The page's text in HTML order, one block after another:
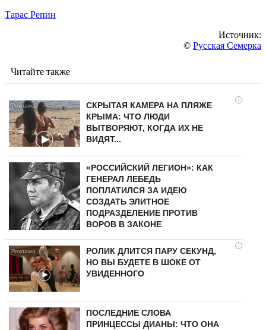
Тарас Репин
Источник:
© Русская Семерка
Читайте также
i
СКРЫТАЯ КАМЕРА НА ПЛЯЖЕ
КРЫМА: ЧТО ЛЮДИ
ВЫТВОРЯЮТ, КОГДА ИХ НЕ
ВИДЯТ...
«РОССИЙСКИЙ ЛЕГИОН»: КАК
ГЕНЕРАЛ ЛЕБЕДЬ
ПОПЛАТИЛСЯ ЗА ИДЕЮ
СОЗДАТЬ ЭЛИТНОЕ
ПОДРАЗДЕЛЕНИЕ ПРОТИВ
ВОРОВ В ЗАКОНЕ
i
РОЛИК ДЛИТСЯ ПАРУ СЕКУНД,
НО ВЫ БУДЕТЕ В ШОКЕ ОТ
УВИДЕННОГО
ПОСЛЕДНИЕ СЛОВА
ПРИНЦЕССЫ ДИАНЫ: ЧТО ОНА